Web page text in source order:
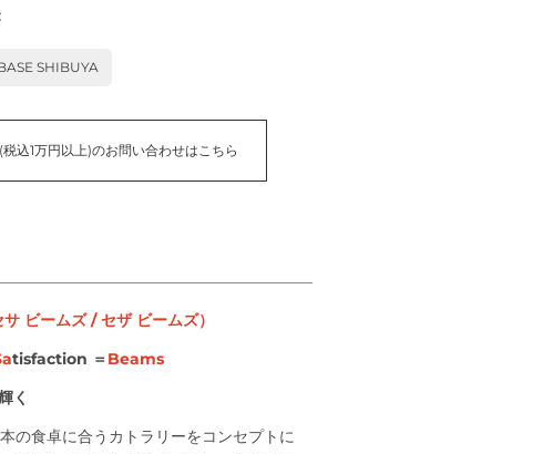
SHIBUYA
込1万円以上)のお問い合わせはこちら
サ ビームズ/セザ ビームズ）
tisfaction ＝Beams
く
の食卓に合うカトラリーをコンセプトに